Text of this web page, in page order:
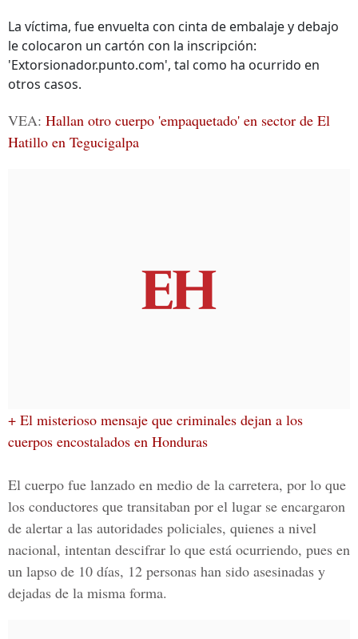
La víctima, fue envuelta con cinta de embalaje y debajo
le colocaron un cartón con la inscripción:
'Extorsionador.punto.com', tal como ha ocurrido en
otros casos.
VEA: Hallan otro cuerpo 'empaquetado' en sector de El
Hatillo en Tegucigalpa
+ El misterioso mensaje que criminales dejan a los
cuerpos encostalados en Honduras
El cuerpo fue lanzado en medio de la carretera, por lo que
los conductores que transitaban por el lugar se encargaron
de alertar a las autoridades policiales, quienes a nivel
nacional, intentan descifrar lo que está ocurriendo, pues en
un lapso de 10 días, 12 personas han sido asesinadas y
dejadas de la misma forma.